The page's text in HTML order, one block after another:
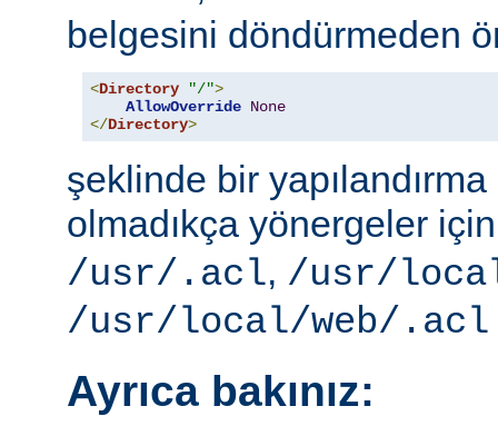
belgesini döndürmeden
<Directory "/">
AllowOverride None
</Directory>
şeklinde bir
olmadıkça yönergeler
/usr/.acl, /usr/
/usr/local/web/.acl
Ayrıca bakınız: